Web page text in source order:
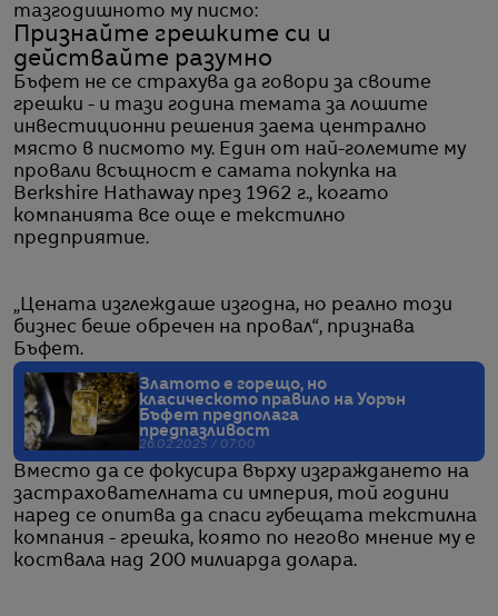
тазгодишното му писмо:
Признайте грешките си и
действайте разумно
Бъфет не се страхува да говори за своите
грешки - и тази година темата за лошите
инвестиционни решения заема централно
място в писмото му. Един от най-големите му
провали всъщност е самата покупка на
Berkshire Hathaway през 1962 г., когато
компанията все още е текстилно
предприятие.
„Цената изглеждаше изгодна, но реално този
бизнес беше обречен на провал“, признава
Бъфет.
Златото е горещо, но
класическото правило на Уорън
Бъфет предполага
предпазливост
26.02.2025 / 07:00
Вместо да се фокусира върху изграждането на
застрахователната си империя, той години
наред се опитва да спаси губещата текстилна
компания - грешка, която по негово мнение му е
коствала над 200 милиарда долара.